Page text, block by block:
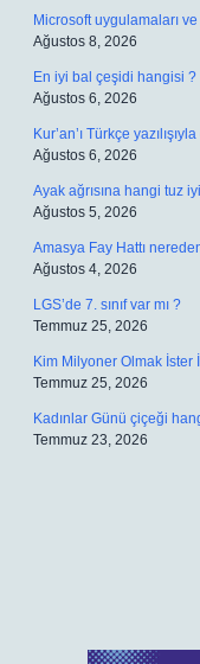
Microsoft uygulamaları
Ağustos 8, 2026
En iyi bal çeşidi hangisi ?
Ağustos 6, 2026
Kur’an’ı Türkçe
Ağustos 6, 2026
Ayak ağrısına hangi tuz
Ağustos 5, 2026
Amasya Fay Hattı
Ağustos 4, 2026
LGS’de 7. sınıf var mı ?
Temmuz 25, 2026
Kim Milyoner Olmak İster
Temmuz 25, 2026
Kadınlar Günü çiçeği
Temmuz 23, 2026